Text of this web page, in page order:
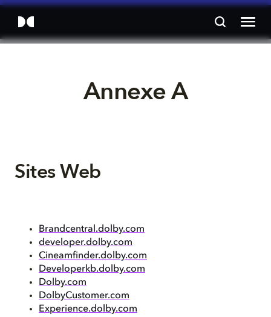
Annexe A
Sites Web
Brandcentral.dolby.com
developer.dolby.com
Cineamfinder.dolby.com
Developerkb.dolby.com
Dolby.com
DolbyCustomer.com
Experience.dolby.com